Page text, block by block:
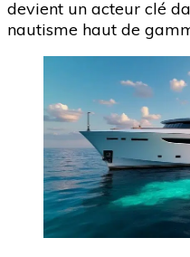
devient un acteur clé
nautisme haut de